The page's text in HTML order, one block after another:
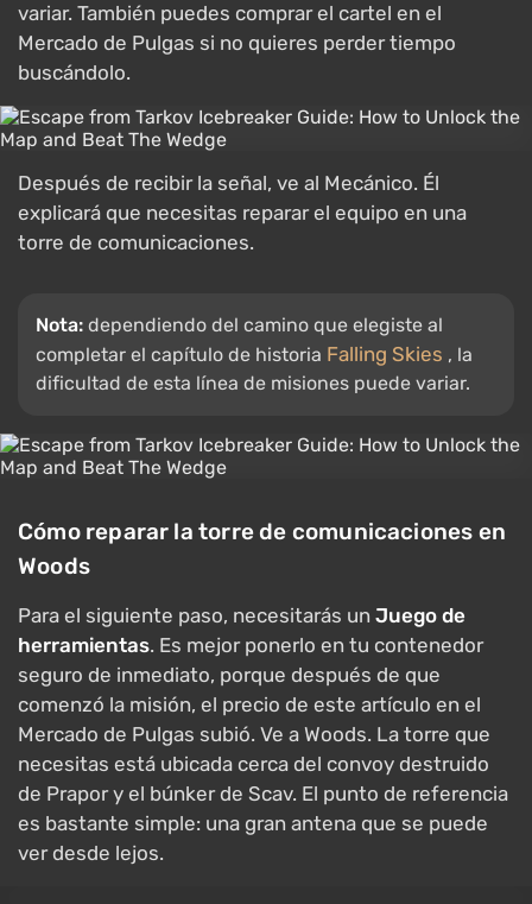
variar. También puedes comprar el cartel en el
Mercado de Pulgas si no quieres perder tiempo
buscándolo.
Después de recibir la señal, ve al Mecánico. Él
explicará que necesitas reparar el equipo en una
torre de comunicaciones.
Nota: dependiendo del camino que elegiste al
completar el capítulo de historia Falling Skies , la
dificultad de esta línea de misiones puede variar.
Cómo reparar la torre de comunicaciones en
Woods
Para el siguiente paso, necesitarás un Juego de
herramientas. Es mejor ponerlo en tu contenedor
seguro de inmediato, porque después de que
comenzó la misión, el precio de este artículo en el
Mercado de Pulgas subió. Ve a Woods. La torre que
necesitas está ubicada cerca del convoy destruido
de Prapor y el búnker de Scav. El punto de referencia
es bastante simple: una gran antena que se puede
ver desde lejos.